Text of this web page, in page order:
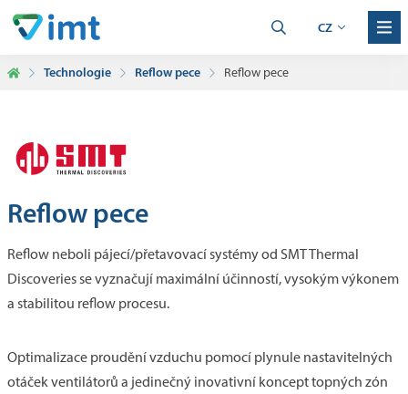
CZ
Technologie Reflow pece Reflow pece
Reflow pece
Reflow neboli pájecí/přetavovací systémy od SMT Thermal
Discoveries se vyznačují maximální účinností, vysokým výkonem
a stabilitou reflow procesu.
Optimalizace proudění vzduchu pomocí plynule nastavitelných
otáček ventilátorů a jedinečný inovativní koncept topných zón